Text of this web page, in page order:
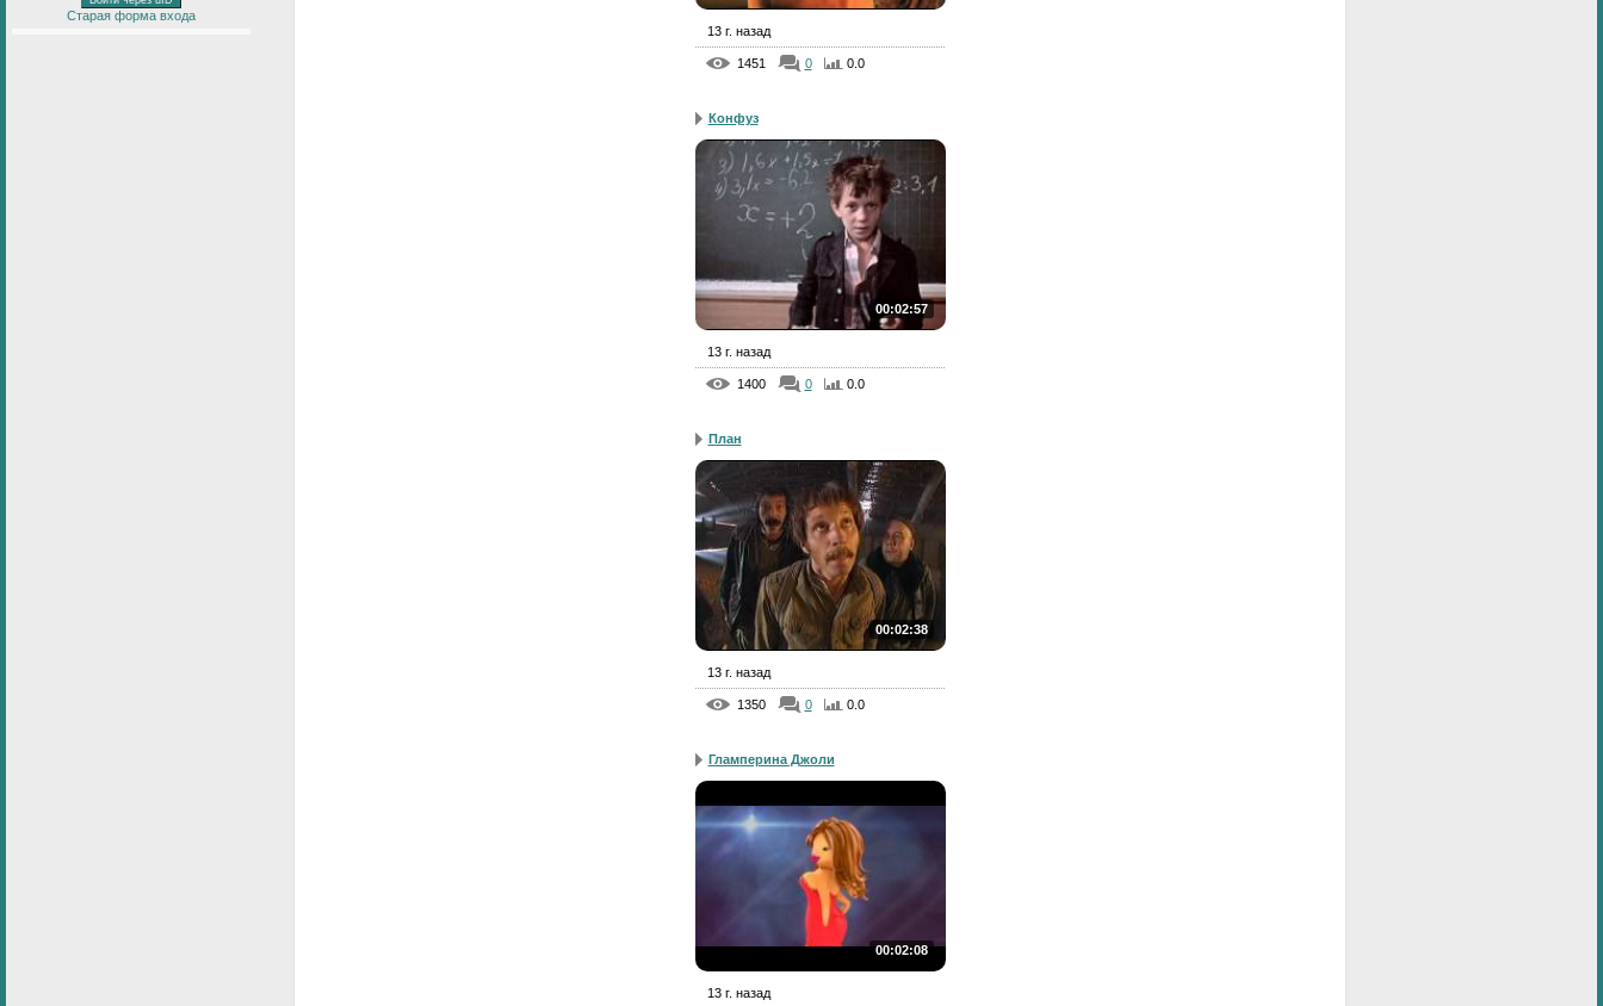
Старая форма входа
13 г. назад
1451 0 0.0
Конфуз
00:02:57
13 г. назад
1400 0 0.0
План
00:02:38
13 г. назад
1350 0 0.0
Гламперина Джоли
00:02:08
13 г. назад